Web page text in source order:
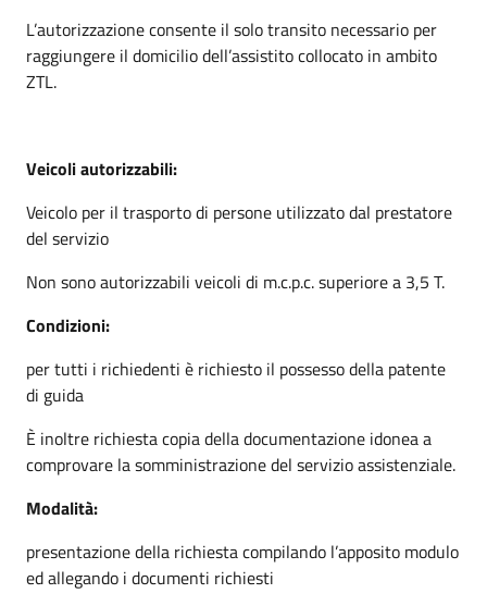
L’autorizzazione consente il solo transito necessario per
raggiungere il domicilio dell’assistito collocato in ambito
ZTL.
Veicoliautorizzabili:
Veicolo per il trasporto di persone utilizzato dal prestatore
del servizio
Non sono autorizzabili veicoli di m.c.p.c. superiore a 3,5 T.
Condizioni:
per tutti i richiedenti è richiesto il possesso della patente
di guida
È inoltre richiesta copia della documentazione idonea a
comprovare la somministrazione del servizio assistenziale.
Modalità:
presentazione della richiesta compilando l’apposito modulo
ed allegando i documenti richiesti